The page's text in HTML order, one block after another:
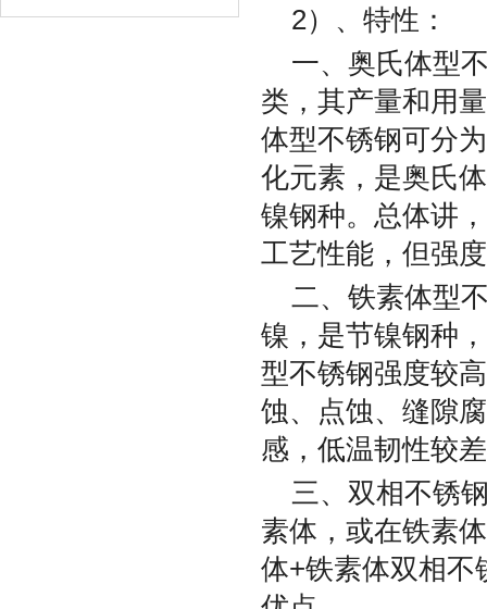
2）、特性：
一、奥氏体型
类，其产量和用
体型不锈钢可分
化元素，是奥氏
镍钢种。总体讲
工艺性能，但强
二、铁素体型
镍，是节镍钢种
型不锈钢强度较
蚀、点蚀、缝隙
感，低温韧性较
三、双相不锈
素体，或在铁素
体+铁素体双相不